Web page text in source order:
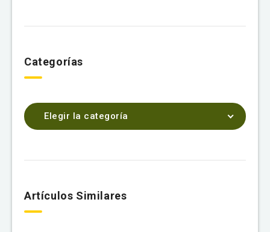
Categorías
Elegir la categoría
Artículos Similares